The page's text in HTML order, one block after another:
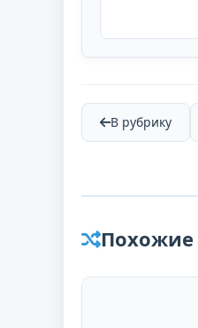
В рубрику
Похожие